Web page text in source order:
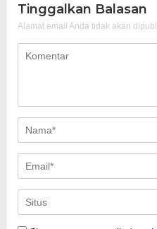
Tinggalkan Balasan
Alamat email Anda tidak akan